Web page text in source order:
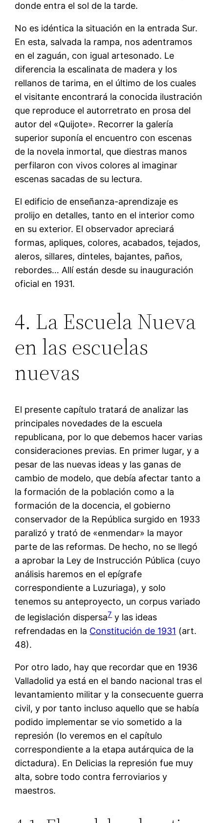
donde entra el sol de la tarde.
No es idéntica la situación en la entrada Sur.
En esta, salvada la rampa, nos adentramos
en el zaguán, con igual artesonado. Le
diferencia la escalinata de madera y los
rellanos de tarima, en el último de los cuales
el visitante encontrará la conocida ilustración
que reproduce el autorretrato en prosa del
autor del «Quijote». Recorrer la galería
superior suponía el encuentro con escenas
de la novela inmortal, que diestras manos
perfilaron con vivos colores al imaginar
escenas sacadas de su lectura.
El edificio de enseñanza-aprendizaje es
prolijo en detalles, tanto en el interior como
en su exterior. El observador apreciará
formas, apliques, colores, acabados, tejados,
aleros, sillares, dinteles, bajantes, paños,
rebordes… Allí están desde su inauguración
oficial en 1931.
4. La Escuela Nueva
en las escuelas
nuevas
El presente capítulo tratará de analizar las
principales novedades de la escuela
republicana, por lo que debemos hacer varias
consideraciones previas. En primer lugar, y a
pesar de las nuevas ideas y las ganas de
cambio de modelo, que debía afectar tanto a
la formación de la población como a la
formación de la docencia, el gobierno
conservador de la República surgido en 1933
paralizó y trató de «enmendar» la mayor
parte de las reformas. De hecho, no se llegó
a aprobar la Ley de Instrucción Pública (cuyo
análisis haremos en el epígrafe
correspondiente a Luzuriaga), y solo
tenemos su anteproyecto, un corpus variado
de legislación dispersa7y las ideas
refrendadas en la Constitución de 1931 (art.
48).
Por otro lado, hay que recordar que en 1936
Valladolid ya está en el bando nacional tras el
levantamiento militar y la consecuente guerra
civil, y por tanto incluso aquello que se había
podido implementar se vio sometido a la
represión (lo veremos en el capítulo
correspondiente a la etapa autárquica de la
dictadura). En Delicias la represión fue muy
alta, sobre todo contra ferroviarios y
maestros.